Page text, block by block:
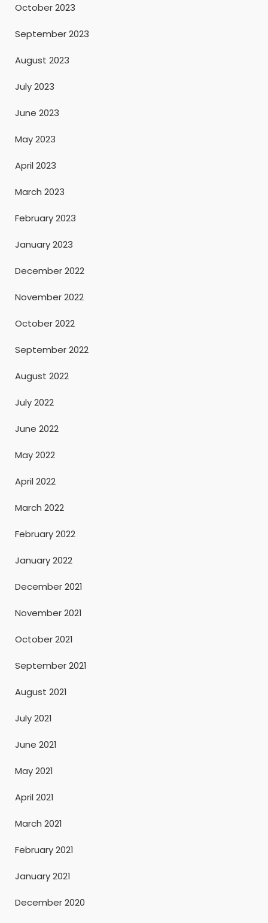
October 2023
September 2023
August 2023
July 2023
June 2023
May 2023
April 2023
March 2023
February 2023
January 2023
December 2022
November 2022
October 2022
September 2022
August 2022
July 2022
June 2022
May 2022
April 2022
March 2022
February 2022
January 2022
December 2021
November 2021
October 2021
September 2021
August 2021
July 2021
June 2021
May 2021
April 2021
March 2021
February 2021
January 2021
December 2020